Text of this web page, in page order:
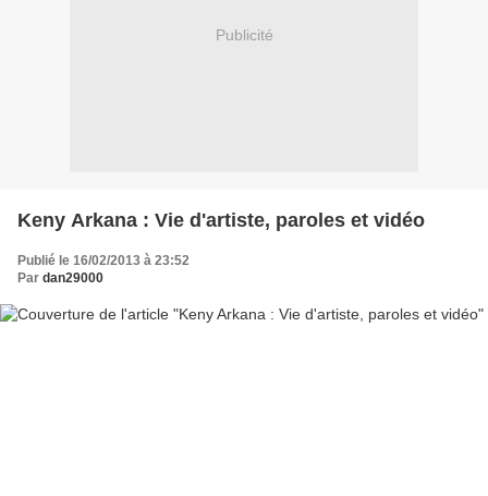
Publicité
Keny Arkana : Vie d'artiste, paroles et vidéo
Publié le 16/02/2013 à 23:52
Par dan29000